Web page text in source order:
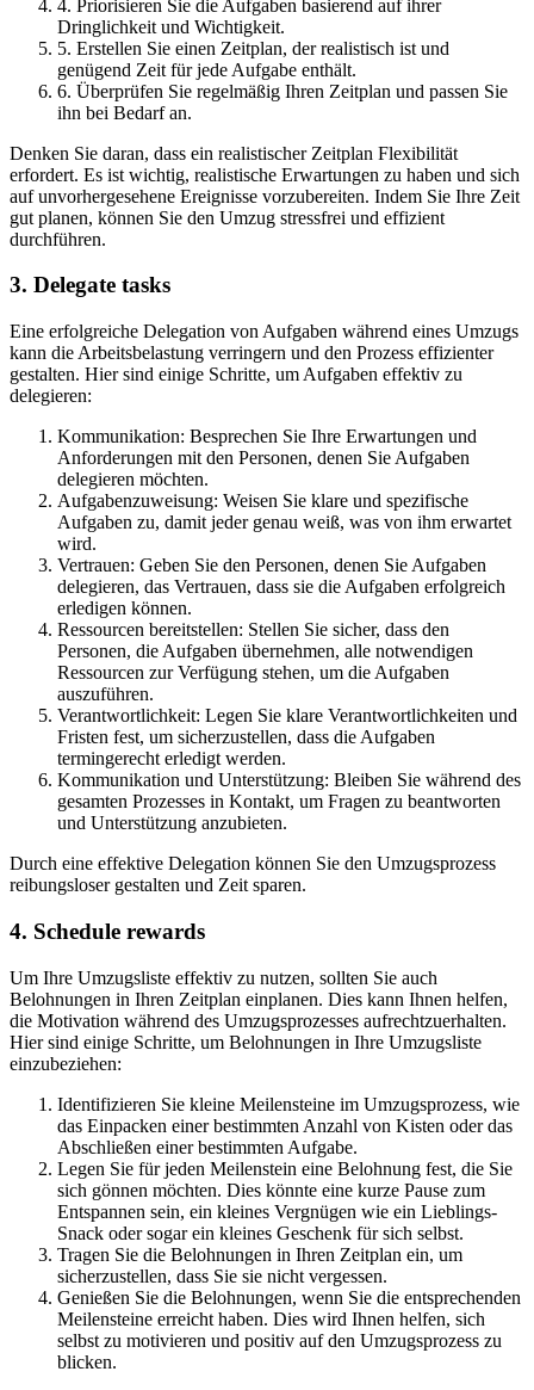
4. Priorisieren Sie die Aufgaben basierend auf ihrer
Dringlichkeit und Wichtigkeit.
5. Erstellen Sie einen Zeitplan, der realistisch ist und
genügend Zeit für jede Aufgabe enthält.
6. Überprüfen Sie regelmäßig Ihren Zeitplan und passen Sie
ihn bei Bedarf an.
Denken Sie daran, dass ein realistischer Zeitplan Flexibilität
erfordert. Es ist wichtig, realistische Erwartungen zu haben und sich
auf unvorhergesehene Ereignisse vorzubereiten. Indem Sie Ihre Zeit
gut planen, können Sie den Umzug stressfrei und effizient
durchführen.
3. Delegate tasks
Eine erfolgreiche Delegation von Aufgaben während eines Umzugs
kann die Arbeitsbelastung verringern und den Prozess effizienter
gestalten. Hier sind einige Schritte, um Aufgaben effektiv zu
delegieren:
Kommunikation: Besprechen Sie Ihre Erwartungen und
Anforderungen mit den Personen, denen Sie Aufgaben
delegieren möchten.
Aufgabenzuweisung: Weisen Sie klare und spezifische
Aufgaben zu, damit jeder genau weiß, was von ihm erwartet
wird.
Vertrauen: Geben Sie den Personen, denen Sie Aufgaben
delegieren, das Vertrauen, dass sie die Aufgaben erfolgreich
erledigen können.
Ressourcen bereitstellen: Stellen Sie sicher, dass den
Personen, die Aufgaben übernehmen, alle notwendigen
Ressourcen zur Verfügung stehen, um die Aufgaben
auszuführen.
Verantwortlichkeit: Legen Sie klare Verantwortlichkeiten und
Fristen fest, um sicherzustellen, dass die Aufgaben
termingerecht erledigt werden.
Kommunikation und Unterstützung: Bleiben Sie während des
gesamten Prozesses in Kontakt, um Fragen zu beantworten
und Unterstützung anzubieten.
Durch eine effektive Delegation können Sie den Umzugsprozess
reibungsloser gestalten und Zeit sparen.
4. Schedule rewards
Um Ihre Umzugsliste effektiv zu nutzen, sollten Sie auch
Belohnungen in Ihren Zeitplan einplanen. Dies kann Ihnen helfen,
die Motivation während des Umzugsprozesses aufrechtzuerhalten.
Hier sind einige Schritte, um Belohnungen in Ihre Umzugsliste
einzubeziehen:
Identifizieren Sie kleine Meilensteine im Umzugsprozess, wie
das Einpacken einer bestimmten Anzahl von Kisten oder das
Abschließen einer bestimmten Aufgabe.
Legen Sie für jeden Meilenstein eine Belohnung fest, die Sie
sich gönnen möchten. Dies könnte eine kurze Pause zum
Entspannen sein, ein kleines Vergnügen wie ein Lieblings-
Snack oder sogar ein kleines Geschenk für sich selbst.
Tragen Sie die Belohnungen in Ihren Zeitplan ein, um
sicherzustellen, dass Sie sie nicht vergessen.
Genießen Sie die Belohnungen, wenn Sie die entsprechenden
Meilensteine erreicht haben. Dies wird Ihnen helfen, sich
selbst zu motivieren und positiv auf den Umzugsprozess zu
blicken.